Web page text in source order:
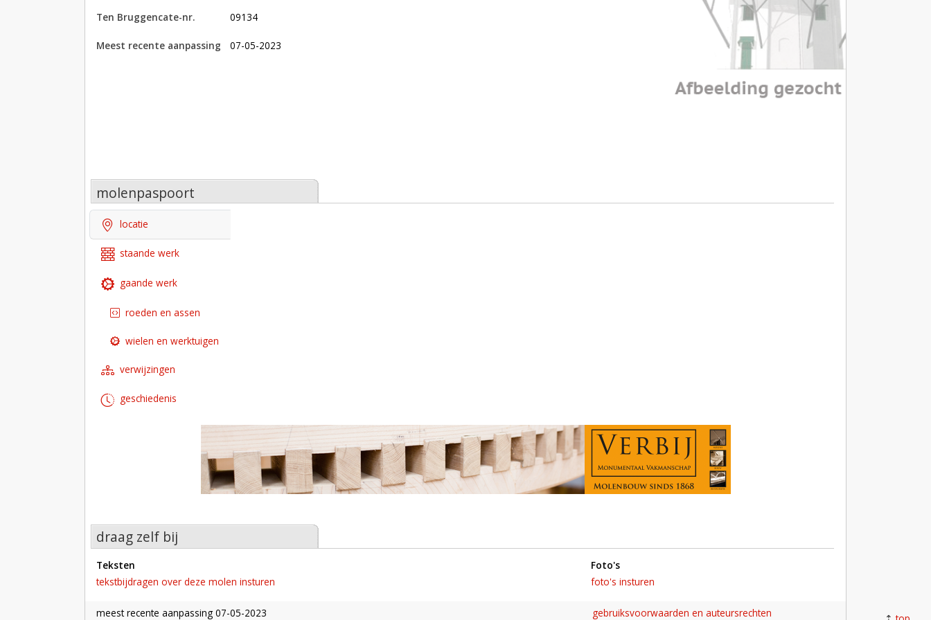
Ten Bruggencate-nr. 09134
Meest recente aanpassing 07-05-2023
molenpaspoort
locatie
staande werk
gaande werk
roeden en assen
wielen en werktuigen
verwijzingen
geschiedenis
draag zelf bij
teksten
tekstbijdragen over deze molen insturen
foto's
foto's insturen
meest recente aanpassing 07-05-2023 gebruiksvoorwaarden en auteursrechten